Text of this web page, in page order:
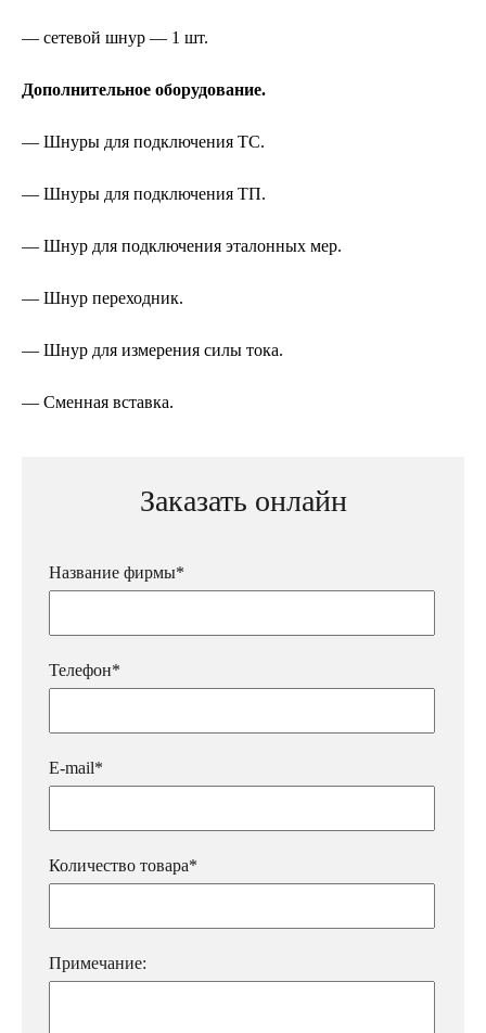
— сетевой шнур — 1 шт.
Дополнительное оборудование.
— Шнуры для подключения ТС.
— Шнуры для подключения ТП.
— Шнур для подключения эталонных мер.
— Шнур переходник.
— Шнур для измерения силы тока.
— Сменная вставка.
Заказать онлайн
Название фирмы*
Телефон*
E-mail*
Количество товара*
Примечание: